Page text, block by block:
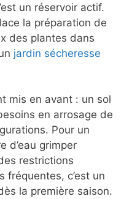
un réservoir actif.
la préparation de
des plantes dans
jardin sécheresse
mis en avant : un sol
en arrosage de
Pour un
d’eau grimper
restrictions
fréquentes, c’est un
la première saison.